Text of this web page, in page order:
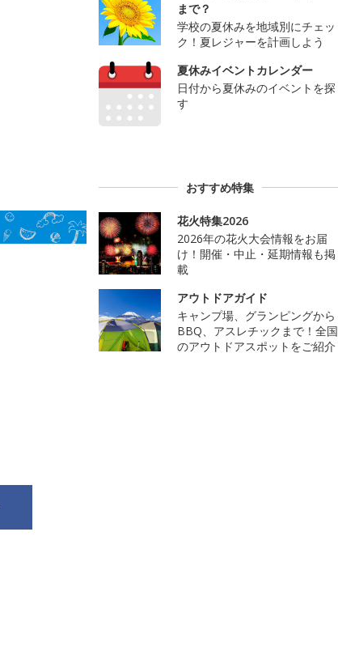
まで？
学校の夏休みを地域別にチェッ
ク！夏レジャーを計画しよう
夏休みイベントカレンダー
日付から夏休みのイベントを探
す
おすすめ特集
花火特集2026
2026年の花火大会情報をお届
け！開催・中止・延期情報も掲
載
アウトドアガイド
キャンプ場、グランピングから
BBQ、アスレチックまで！全国
のアウトドアスポットをご紹介